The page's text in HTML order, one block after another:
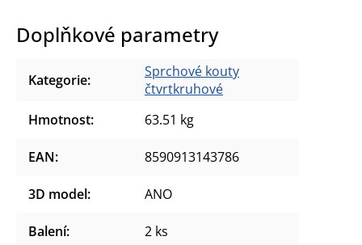
Doplňkové parametry
Kategorie:
Sprchové kouty
čtvrtkruhové
Hmotnost: 63.51 kg
EAN: 8590913143786
3D model: ANO
Balení: 2 ks